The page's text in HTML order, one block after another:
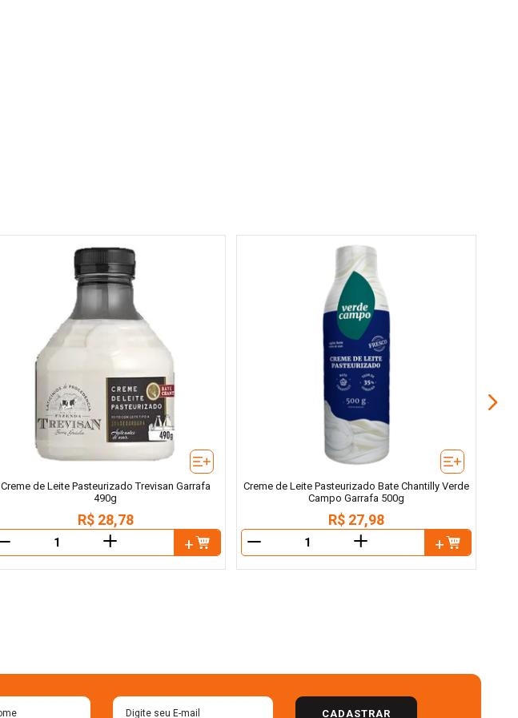
Creme de Leite Pasteurizado Trevisan Garrafa
490g
R$ 28,78
＋
Creme de Leite Pasteurizado Bate Chantilly Verde
Campo Garrafa 500g
R$ 27,98
＋
CADASTRAR